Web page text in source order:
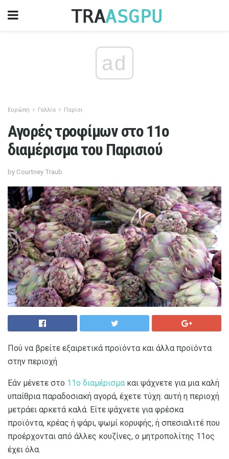
ad
Ευρώπη Γαλλία Παρίσι
Αγορές τροφίμων στο 11ο
διαμέρισμα του Παρισιού
by Courtney Traub
Πού να βρείτε εξαιρετικά προϊόντα και άλλα προϊόντα
στην περιοχή
Εάν μένετε στο 11ο διαμέρισμα και ψάχνετε για μια καλή
υπαίθρια παραδοσιακή αγορά, έχετε τύχη: αυτή η περιοχή
μετράει αρκετά καλά. Είτε ψάχνετε για φρέσκα
προϊόντα, κρέας ή ψάρι, ψωμί κορυφής, ή σπεσιαλιτέ που
προέρχονται από άλλες κουζίνες, ο μητροπολίτης 11ος
έχει όλα.